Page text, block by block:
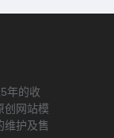
年的收
创网站模
维护及售